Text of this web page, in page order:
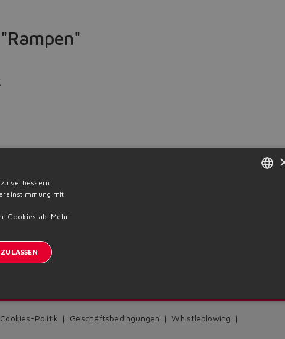
Cookies-Politik Geschäftsbedingungen
Whistleblowing
CHINESE
verbessern.
mit
Cookies ab. Mehr